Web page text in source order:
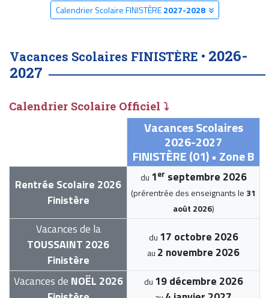
Calendrier Scolaire FINISTÈRE2027-2028
Vacances Scolaires FINISTÈRE • 2026-
2027
Calendrier Scolaire Officiel ⤵
Vacances Scolaires
2026-2027
FINISTÈRE (01) • Zone B
Rentrée Scolaire 2026
Finistère
du 1er septembre 2026
(prérentrée des enseignants le 31
août 2026)
Vacances de la
TOUSSAINT 2026
Finistère
du 17 octobre 2026
au 2 novembre 2026
Vacances de NOËL 2026
du 19 décembre 2026